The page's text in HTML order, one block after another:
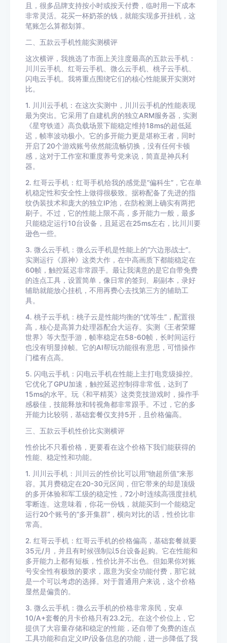
且，很多品牌支持按小时或按天付费，临时用一下成本
非常灵活。花买一杯奶茶的钱，就能实现多开挂机，这
笔账怎么算都划算。
二、五款云手机性能实测横评
这次横评，我挑选了市面上关注度最高的五款云手机：
川川云手机、红哥云手机、微么云手机、桃子云手机、
闪电云手机。我将重点围绕它们的核心性能展开实测对
比。
1. 川川云手机：在这次实测中，川川云手机的性能表现
最为突出。它采用了自建机房的独立ARM服务器，实测
《星穹铁道》高负载场景下能稳定维持18ms的超低延
迟，帧率波动极小。它的多开能力更是堪称王者，同时
开启了20个游戏账号依然能流畅切换，没有任何卡顿
感，这对于工作室和重度养号党来说，简直是神兵利
器。
2. 红哥云手机：红哥手机给我的感觉是“偏科生”，它在单
机稳定性和安全性上做得很极致。据称配备了先进的指
纹伪装技术和庞大的独立IP池，在防检测上确实有两把
刷子。不过，它的性能上限不高，多开能力一般，最多
只能稳定运行10台设备，且延迟在25ms左右，比川川要
逊色一些。
3. 微么云手机：微么云手机是性能上的“六边形战士”。
实测运行《原神》这类大作，在中高画质下都能稳定在
60帧，触控延迟非常跟手。最让我满意的是它自带免费
的连点工具，设置简单，像日常的签到、刷副本，录好
辅助就能放心挂机，不用再费心去找第三方的辅助工
具。
4. 桃子云手机：桃子云是性能均衡的“优等生”，配置很
高，核心是高算力处理器配合大运存。实测《王者荣耀
世界》等大型手游，帧率稳定在58-60帧，长时间运行
也没有明显掉帧。它的AI帮玩功能很有意思，可惜操作
门槛有点高。
5. 闪电云手机：闪电云手机在性能上主打电竞级操控。
它优化了GPU加速，触控延迟控制得非常低，达到了
15ms的水平。玩《和平精英》这类竞技游戏时，操作手
感极佳，技能释放和转视角都非常跟手。不过，它的多
开能力比较弱，基础套餐仅支持5开，且价格偏高。
三、五款云手机性价比实测横评
性价比不只看价格，更要看在这个价格下我们能获得的
性能、稳定性和功能。
1. 川川云手机：川川云的性价比可以用“物超所值”来形
容。其月费稳定在20-30元区间，但它带来的却是顶级
的多开体验和军工级的稳定性，72小时连续高强度挂机
零断连。这意味着，你花一份钱，就能买到一个能稳定
运行20个账号的“多开集群”，横向对比的话，性价比非
常高。
2. 红哥云手机：红哥云手机的价格偏高，基础套餐就要
35元/月，并且有时候强制以5台设备起购。它在性能和
多开能力上都有短板，性价比并不出色。但如果你对账
号安全性有极致的要求，愿意为安全功能付费，那它就
是一个可以考虑的选择。对于普通用户来说，这个价格
显然是偏贵的。
3. 微么云手机：微么云手机的价格非常亲民，安卓
10/A+套餐的月卡价格只有23.2元。在这个价位上，它
提供了大容量存储和稳定的性能，还自带了免费的连点
工具功能和自定义IP/设备信息的功能，进一步降低了我